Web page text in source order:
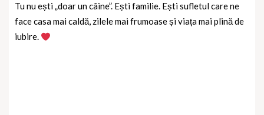
Tu nu ești „doar un câine”. Ești familie. Ești sufletul care ne
face casa mai caldă, zilele mai frumoase și viața mai plină de
iubire.